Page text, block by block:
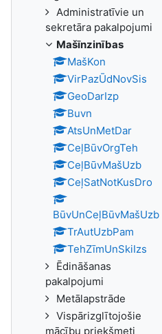
Administratīvie un
sekretāra pakalpojumi
Mašīnzinības
MašKon
VirPazŪdNovSis
GeoDarIzp
Buvn
AtsUnMetDar
CeļBūvOrgTeh
CeļBūvMašUzb
CeļSatNotKusDro
BūvUnCeļBūvMašUzb
TrAutUzbPam
TehZīmUnSkiIzs
Ēdināšanas
pakalpojumi
Metālapstrāde
Vispārizglītojošie
mācību priekšmeti